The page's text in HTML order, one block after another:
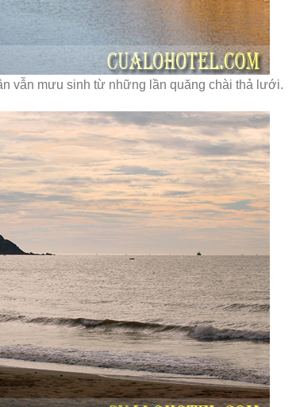
vẫn mưu sinh từ những lần quăng chài thả lưới.